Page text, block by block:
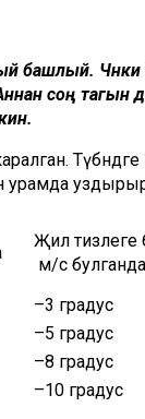
башлый.
соң тагын
Җил тизлеге
м/с булганда
–3 градус
–5 градус
–8 градус
–10 градус